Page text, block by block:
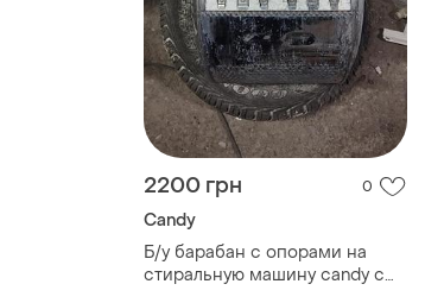
2200 грн 0
Candy
Б/у барабан с опорами на
стиральную машину candy с